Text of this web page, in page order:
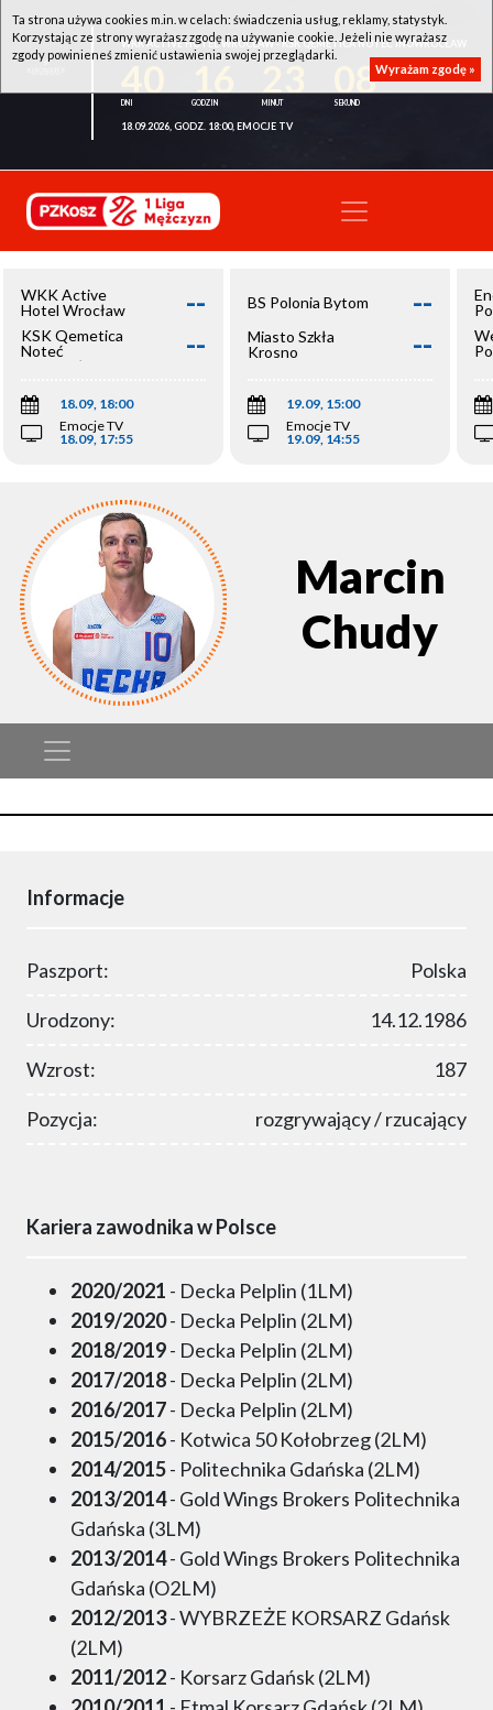
WKK ACTIVE HOTEL WROCŁAW - KSK QEMETICA NOTEĆ INOWROCŁAW
08
18.09.2026, GODZ. 18:00, EMOCJE TV
WKK Active
Hotel Wrocław
--
KSK Qemetica
Noteć
Inowrocław
--
18.09, 18:00
Emocje TV
18.09, 17:55
BS Polonia Bytom --
Miasto Szkła
Krosno
--
19.09, 15:00
Emocje TV
19.09, 14:55
Marcin
Chudy
Informacje
Paszport: Polska
Urodzony: 14.12.1986
Wzrost: 187
Pozycja: rozgrywający / rzucający
Kariera zawodnika w Polsce
2020/2021 - Decka Pelplin (1LM)
2019/2020- Decka Pelplin (2LM)
2018/2019- Decka Pelplin (2LM)
2017/2018- Decka Pelplin (2LM)
2016/2017- Decka Pelplin (2LM)
2015/2016- Kotwica 50 Kołobrzeg (2LM)
2014/2015- Politechnika Gdańska (2LM)
2013/2014- Gold Wings Brokers Politechnika
Gdańska (3LM)
2013/2014- Gold Wings Brokers Politechnika
Gdańska (O2LM)
2012/2013- WYBRZEŻE KORSARZ Gdańsk
(2LM)
2011/2012- Korsarz Gdańsk (2LM)
Ta strona używa cookies m.in. w celach: świadczenia usług, reklamy, statystyk.
Korzystając ze strony wyrażasz zgodę na używanie cookie. Jeżeli nie wyrażasz
zgody powinieneś zmienić ustawienia swojej przeglądarki.
Wyrażam zgodę »